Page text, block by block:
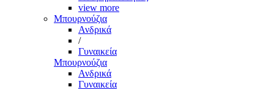
view more
Μπουρνούζια
Ανδρικά
/
Γυναικεία
Μπουρνούζια
Ανδρικά
Γυναικεία